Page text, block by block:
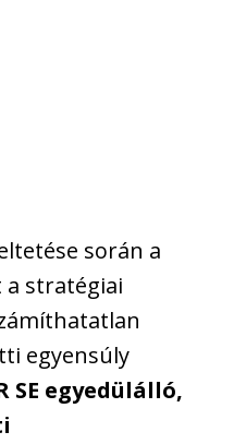
során a
a stratégiai
egyensúly
SE egyedülálló,